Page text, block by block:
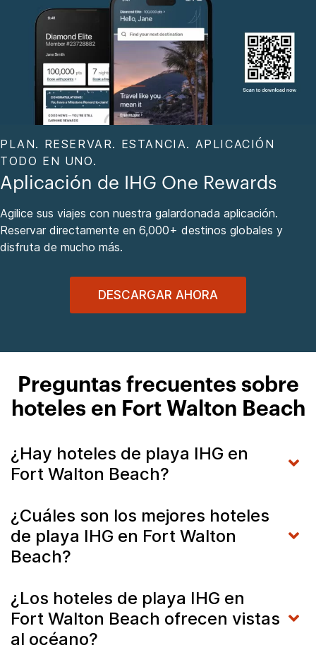
PLAN. RESERVAR. ESTANCIA. APLICACIÓN
TODO EN UNO.
Aplicación de IHG One Rewards
Agilice sus viajes con nuestra galardonada aplicación.
Reservar directamente en 6,000+ destinos globales y
disfruta de mucho más.
DESCARGAR AHORA
Preguntas frecuentes sobre
hoteles en Fort Walton Beach
¿Hay hoteles de playa IHG en
Fort Walton Beach?
¿Cuáles son los mejores hoteles
de playa IHG en Fort Walton
Beach?
¿Los hoteles de playa IHG en
Fort Walton Beach ofrecen vistas
al océano?